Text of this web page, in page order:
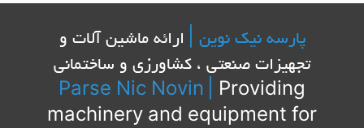
پارسه نیک نوین |
ارائه ماشین آلات و
تجهیزات صنعتی ، کشاورزی و ساختمانی
Parse Nic Novin
Providing
machinery and equipment for